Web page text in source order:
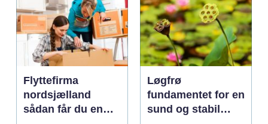
Flyttefirma
nordsjælland
sådan får du en
Løgfrø
fundamentet for en
sund og stabil